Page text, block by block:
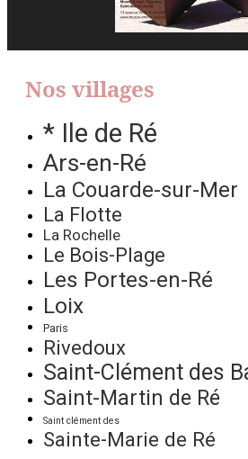
Nos villages
* Ile de Ré
Ars-en-Ré
La Couarde-sur-Mer
La Flotte
La Rochelle
Le Bois-Plage
Les Portes-en-Ré
Loix
Paris
Rivedoux
Saint-Clément des
Saint-Martin de Ré
Saint clément des
Sainte-Marie de Ré